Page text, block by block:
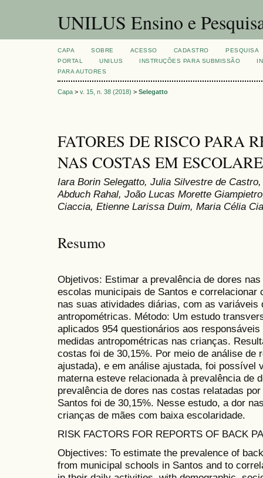
UNILUS Ensino e
CAPA SOBRE ACESSO CADASTRO
PESQUISA
PORTAL
UNILUS INSTRUÇÕES PARA SUBMISSÃO
PARA AUTORES
Capa > v. 15, n. 38 (2018) > Selegatto
FATORES DE RISCO PARA
NAS COSTAS EM
Iara Borin Selegatto, Julia Silvestre de
Abduch Rahal, João Lucas Morette
Ciaccia, Etienne Larissa Duim, Maria Célia
Resumo
Objetivos: Estimar a prevalência de dores
escolas municipais de Santos e correlacionar
nas suas atividades diárias, com as
antropométricas. Método: Um estudo
aplicados 954 questionários aos
medidas antropométricas nas crianças.
costas foi de 30,15%. Por meio de análise de
ajustada), e em análise ajustada, foi possível
materna esteve relacionada à prevalência de
prevalência de dores nas costas relatadas
Santos foi de 30,15%. Nesse estudo, a dor
crianças de mães com baixa escolaridade.
RISK FACTORS FOR REPORTS OF BACK
Objectives: To estimate the prevalence of
from municipal schools in Santos and to